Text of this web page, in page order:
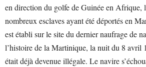
en direction du golfe de Guinée en Afrique,
nombreux esclaves ayant été déportés en
est établi sur le site du dernier naufrage de
l’histoire de la Martinique, la nuit du 8 avril
était déjà devenue illégale. Le navire